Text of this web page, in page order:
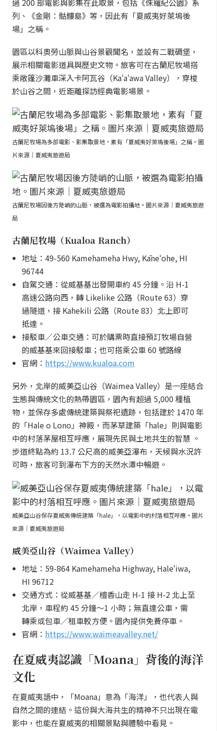
過 200 部電影與影集在此取景，包括《侏羅紀公園》系
列、《金剛：骷髏島》等，因此有「夏威夷好萊塢後
場」之稱。
園區以科奧勞山脈與山谷景觀聞名，並設有二戰碉堡，
展示相關電影道具與歷史文物。旅客可在古蘭尼牧場搭
乘敞篷沙灘車深入卡阿瓦谷（Kaʻaʻawa Valley），穿梭
於山谷之間，近距離探訪經典電影場景。
古蘭尼牧場為多部電影、影集取景地，素有「夏威夷好萊塢後場」之稱。圖
片來源｜夏威夷旅遊局
古蘭尼牧場因後方陡峭的山脈，被選為電影拍攝地。圖片來源｜夏威夷旅遊
局
古蘭尼牧場（Kualoa Ranch）
地址：49-560 Kamehameha Hwy, Kāneʻohe, HI
96744
自駕交通：從威基基出發開車約 45 分鐘。沿 H-1
高速公路向西，轉 Likelike 公路（Route 63）穿
過隧道，接 Kahekili 公路（Route 83）北上即可
抵達。
接駁車／公車交通：可於購票時直接預訂牧場自營
的威基基來回接駁車；也可搭乘公車 60 號路線
官網： https://www.kualoa.com
另外，北岸的威美亞山谷（Waimea Valley）是一座結合
生態與傳統文化的熱帶園區，園內有超過 5,000 種植
物，並保存多處傳統建築與祭祀遺跡，包括建於 1470 年
的「Hale o Lono」神殿，而茅草建築「hale」則與電影
中的村落茅屋相互呼應，展現先民與土地共生的智慧 。
步道終點為約 13.7 公尺高的威美亞瀑布，天候與水況許
可時，旅客可到瀑布下方的天然水潭中暢遊。
威美亞山谷保存夏威夷傳統建築「hale」，以電影中的村落相互呼應。圖片
來源｜夏威夷旅遊局
威美亞山谷（Waimea Valley）
地址：59-864 Kamehameha Highway, Haleʻiwa,
HI 96712
交通方式：從威基基／檀香山走 H-1 接 H-2 北上至
北岸，車程約 45 分鐘～1 小時；無直達公車，需
轉乘或包車／租車較方便。園內提供免費停車。
官網： https://www.waimeavalley.net/
在夏威夷認識「Moana」背後的海洋
文化
在夏威夷語中，「Moana」意為「海洋」，也代表人與
自然之間的連結。這份與大海共生的精神不只出現在電
影中，也能在夏威夷的相關景點與體驗中看見。